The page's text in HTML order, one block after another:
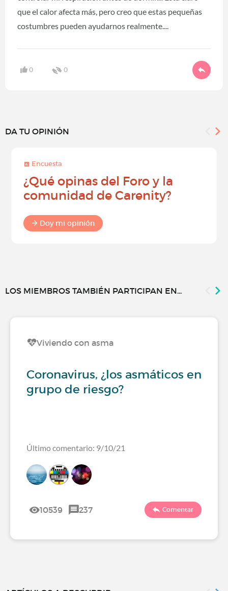
que el calor afecta más, pero creo que estas pequeñas
costumbres pueden ayudarnos realmente....
0 0
DA TU OPINIÓN
Encuesta
¿Qué opinas del Foro y la
comunidad de Carenity?
Doy mi opinión
LOS MIEMBROS TAMBIÉN PARTICIPAN EN...
Viviendo con asma
Coronavirus, ¿los asmáticos en
grupo de riesgo?
Último comentario: 9/10/21
10539 237 Comentar